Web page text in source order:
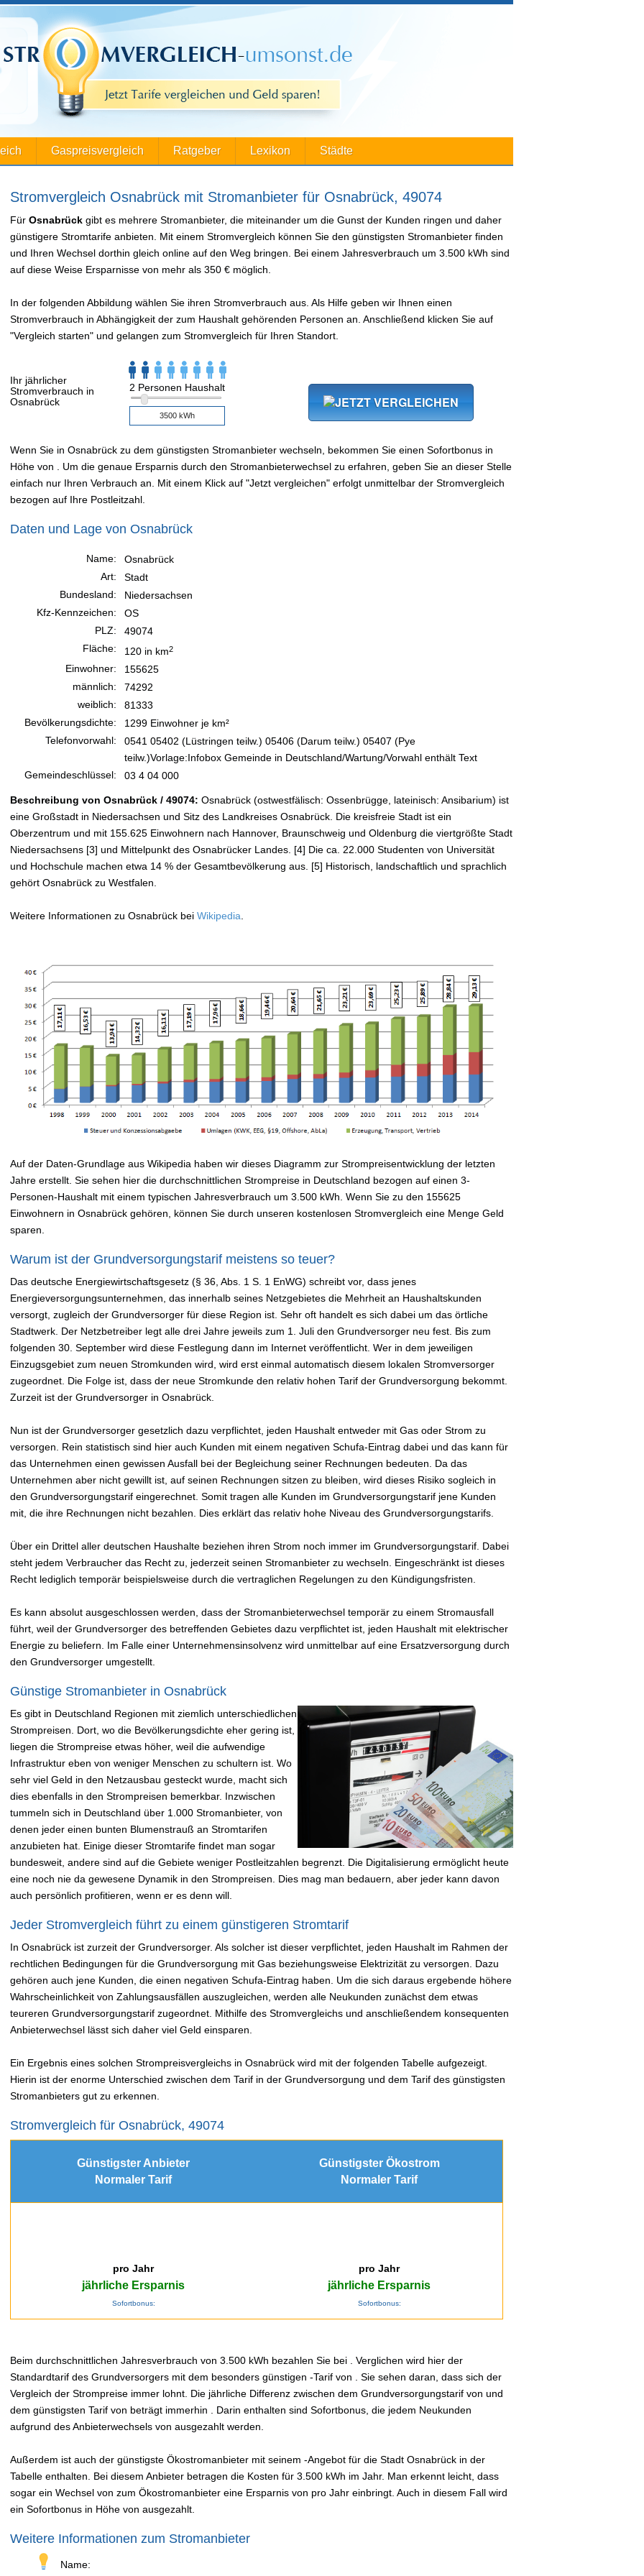
Gaspreisvergleich Ratgeber Lexikon Städte
Stromvergleich Osnabrück mit Stromanbieter für Osnabrück, 49074
Für Osnabrück gibt es mehrere Stromanbieter, die miteinander um die Gunst der Kunden ringen und daher
günstigere Stromtarife anbieten. Mit einem Stromvergleich können Sie den günstigsten Stromanbieter finden
und Ihren Wechsel dorthin gleich online auf den Weg bringen. Bei einem Jahresverbrauch um 3.500 kWh sind
auf diese Weise Ersparnisse von mehr als 350 € möglich.
In der folgenden Abbildung wählen Sie ihren Stromverbrauch aus. Als Hilfe geben wir Ihnen einen
Stromverbrauch in Abhängigkeit der zum Haushalt gehörenden Personen an. Anschließend klicken Sie auf
"Vergleich starten" und gelangen zum Stromvergleich für Ihren Standort.
Ihr jährlicher
Stromverbrauch in
Osnabrück
2 Personen Haushalt
Wenn Sie in Osnabrück zu dem günstigsten Stromanbieter wechseln, bekommen Sie einen Sofortbonus in
Höhe von . Um die genaue Ersparnis durch den Stromanbieterwechsel zu erfahren, geben Sie an dieser Stelle
einfach nur Ihren Verbrauch an. Mit einem Klick auf "Jetzt vergleichen" erfolgt unmittelbar der Stromvergleich
bezogen auf Ihre Postleitzahl.
Daten und Lage von Osnabrück
Name:
Osnabrück
Art:
Stadt
Bundesland:
Niedersachsen
Kfz-Kennzeichen:
OS
PLZ:
49074
Fläche:
120 in km2
Einwohner:
155625
männlich:
74292
weiblich:
81333
Bevölkerungsdichte:
1299 Einwohner je km²
Telefonvorwahl:
0541 05402 (Lüstringen teilw.) 05406 (Darum teilw.) 05407 (Pye
teilw.)Vorlage:Infobox Gemeinde in Deutschland/Wartung/Vorwahl enthält Text
Gemeindeschlüssel:
03 4 04 000
Beschreibung von Osnabrück / 49074: Osnabrück (ostwestfälisch: Ossenbrügge, lateinisch: Ansibarium) ist
eine Großstadt in Niedersachsen und Sitz des Landkreises Osnabrück. Die kreisfreie Stadt ist ein
Oberzentrum und mit 155.625 Einwohnern nach Hannover, Braunschweig und Oldenburg die viertgrößte Stadt
Niedersachsens [3] und Mittelpunkt des Osnabrücker Landes. [4] Die ca. 22.000 Studenten von Universität
und Hochschule machen etwa 14 % der Gesamtbevölkerung aus. [5] Historisch, landschaftlich und sprachlich
gehört Osnabrück zu Westfalen.
Weitere Informationen zu Osnabrück bei Wikipedia
Auf der Daten-Grundlage aus Wikipedia haben wir dieses Diagramm zur Strompreisentwicklung der letzten
Jahre erstellt. Sie sehen hier die durchschnittlichen Strompreise in Deutschland bezogen auf einen 3-
Personen-Haushalt mit einem typischen Jahresverbrauch um 3.500 kWh. Wenn Sie zu den 155625
Einwohnern in Osnabrück gehören, können Sie durch unseren kostenlosen Stromvergleich eine Menge Geld
sparen.
Warum ist der Grundversorgungstarif meistens so teuer?
Das deutsche Energiewirtschaftsgesetz (§ 36, Abs. 1 S. 1 EnWG) schreibt vor, dass jenes
Energieversorgungsunternehmen, das innerhalb seines Netzgebietes die Mehrheit an Haushaltskunden
versorgt, zugleich der Grundversorger für diese Region ist. Sehr oft handelt es sich dabei um das örtliche
Stadtwerk. Der Netzbetreiber legt alle drei Jahre jeweils zum 1. Juli den Grundversorger neu fest. Bis zum
folgenden 30. September wird diese Festlegung dann im Internet veröffentlicht. Wer in dem jeweiligen
Einzugsgebiet zum neuen Stromkunden wird, wird erst einmal automatisch diesem lokalen Stromversorger
zugeordnet. Die Folge ist, dass der neue Stromkunde den relativ hohen Tarif der Grundversorgung bekommt.
Zurzeit ist der Grundversorger in Osnabrück.
Nun ist der Grundversorger gesetzlich dazu verpflichtet, jeden Haushalt entweder mit Gas oder Strom zu
versorgen. Rein statistisch sind hier auch Kunden mit einem negativen Schufa-Eintrag dabei und das kann für
das Unternehmen einen gewissen Ausfall bei der Begleichung seiner Rechnungen bedeuten. Da das
Unternehmen aber nicht gewillt ist, auf seinen Rechnungen sitzen zu bleiben, wird dieses Risiko sogleich in
den Grundversorgungstarif eingerechnet. Somit tragen alle Kunden im Grundversorgungstarif jene Kunden
mit, die ihre Rechnungen nicht bezahlen. Dies erklärt das relativ hohe Niveau des Grundversorgungstarifs.
Über ein Drittel aller deutschen Haushalte beziehen ihren Strom noch immer im Grundversorgungstarif. Dabei
steht jedem Verbraucher das Recht zu, jederzeit seinen Stromanbieter zu wechseln. Eingeschränkt ist dieses
Recht lediglich temporär beispielsweise durch die vertraglichen Regelungen zu den Kündigungsfristen.
Es kann absolut ausgeschlossen werden, dass der Stromanbieterwechsel temporär zu einem Stromausfall
führt, weil der Grundversorger des betreffenden Gebietes dazu verpflichtet ist, jeden Haushalt mit elektrischer
Energie zu beliefern. Im Falle einer Unternehmensinsolvenz wird unmittelbar auf eine Ersatzversorgung durch
den Grundversorger umgestellt.
Günstige Stromanbieter in Osnabrück
Es gibt in Deutschland Regionen mit ziemlich unterschiedlichen
Strompreisen. Dort, wo die Bevölkerungsdichte eher gering ist,
liegen die Strompreise etwas höher, weil die aufwendige
Infrastruktur eben von weniger Menschen zu schultern ist. Wo
sehr viel Geld in den Netzausbau gesteckt wurde, macht sich
dies ebenfalls in den Strompreisen bemerkbar. Inzwischen
tummeln sich in Deutschland über 1.000 Stromanbieter, von
denen jeder einen bunten Blumenstrauß an Stromtarifen
anzubieten hat. Einige dieser Stromtarife findet man sogar
bundesweit, andere sind auf die Gebiete weniger Postleitzahlen begrenzt. Die Digitalisierung ermöglicht heute
eine noch nie da gewesene Dynamik in den Strompreisen. Dies mag man bedauern, aber jeder kann davon
auch persönlich profitieren, wenn er es denn will.
Jeder Stromvergleich führt zu einem günstigeren Stromtarif
In Osnabrück ist zurzeit der Grundversorger. Als solcher ist dieser verpflichtet, jeden Haushalt im Rahmen der
rechtlichen Bedingungen für die Grundversorgung mit Gas beziehungsweise Elektrizität zu versorgen. Dazu
gehören auch jene Kunden, die einen negativen Schufa-Eintrag haben. Um die sich daraus ergebende höhere
Wahrscheinlichkeit von Zahlungsausfällen auszugleichen, werden alle Neukunden zunächst dem etwas
teureren Grundversorgungstarif zugeordnet. Mithilfe des Stromvergleichs und anschließendem konsequenten
Anbieterwechsel lässt sich daher viel Geld einsparen.
Ein Ergebnis eines solchen Strompreisvergleichs in Osnabrück wird mit der folgenden Tabelle aufgezeigt.
Hierin ist der enorme Unterschied zwischen dem Tarif in der Grundversorgung und dem Tarif des günstigsten
Stromanbieters gut zu erkennen.
Stromvergleich für Osnabrück, 49074
Günstigster Anbieter
Normaler Tarif
Günstigster Ökostrom
Normaler Tarif
pro Jahr
jährliche Ersparnis
Sofortbonus:
pro Jahr
jährliche Ersparnis
Sofortbonus:
Beim durchschnittlichen Jahresverbrauch von 3.500 kWh bezahlen Sie bei . Verglichen wird hier der
Standardtarif des Grundversorgers mit dem besonders günstigen -Tarif von . Sie sehen daran, dass sich der
Vergleich der Strompreise immer lohnt. Die jährliche Differenz zwischen dem Grundversorgungstarif von und
dem günstigsten Tarif von beträgt immerhin . Darin enthalten sind Sofortbonus, die jedem Neukunden
aufgrund des Anbieterwechsels von ausgezahlt werden.
Außerdem ist auch der günstigste Ökostromanbieter mit seinem -Angebot für die Stadt Osnabrück in der
Tabelle enthalten. Bei diesem Anbieter betragen die Kosten für 3.500 kWh im Jahr. Man erkennt leicht, dass
sogar ein Wechsel von zum Ökostromanbieter eine Ersparnis von pro Jahr einbringt. Auch in diesem Fall wird
ein Sofortbonus in Höhe von ausgezahlt.
Weitere Informationen zum Stromanbieter
Name: